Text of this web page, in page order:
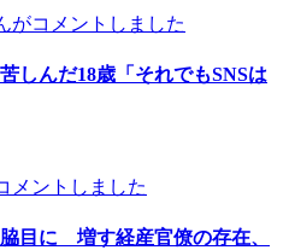
がコメントしました
しんだ18歳「それでもSNSは
メントしました
目に 増す経産官僚の存在、